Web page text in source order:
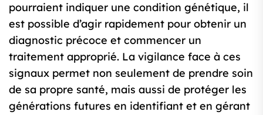
pourraient indiquer une condition génétique, il
est possible d’agir rapidement pour obtenir un
diagnostic précoce et commencer un
traitement approprié. La vigilance face à ces
signaux permet non seulement de prendre soin
de sa propre santé, mais aussi de protéger les
générations futures en identifiant et en gérant